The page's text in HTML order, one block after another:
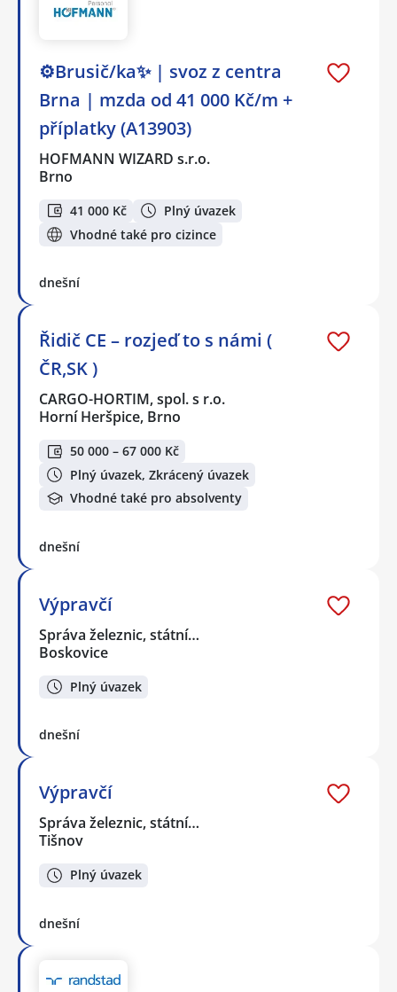
⚙️Brusič/ka✨ | svoz z centra
Brna | mzda od 41 000 Kč/m +
příplatky (A13903)
HOFMANN WIZARD s.r.o.
Brno
41 000 Kč
Plný úvazek
Vhodné také pro cizince
dnešní
Řidič CE – rozjeď to s námi (
ČR,SK )
CARGO-HORTIM, spol. s r.o.
Horní Heršpice, Brno
50 000 – 67 000 Kč
Plný úvazek, Zkrácený úvazek
Vhodné také pro absolventy
dnešní
Výpravčí
Správa železnic, státní…
Boskovice
Plný úvazek
dnešní
Výpravčí
Správa železnic, státní…
Tišnov
Plný úvazek
dnešní